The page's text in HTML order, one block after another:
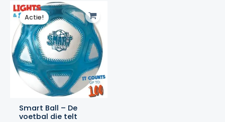
Actie!
Smart Ball – De
voetbal die telt